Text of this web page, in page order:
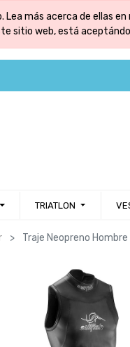
Lea más acerca de ellas
sitio web, está
TRIATLON
Traje Neopreno Hombre